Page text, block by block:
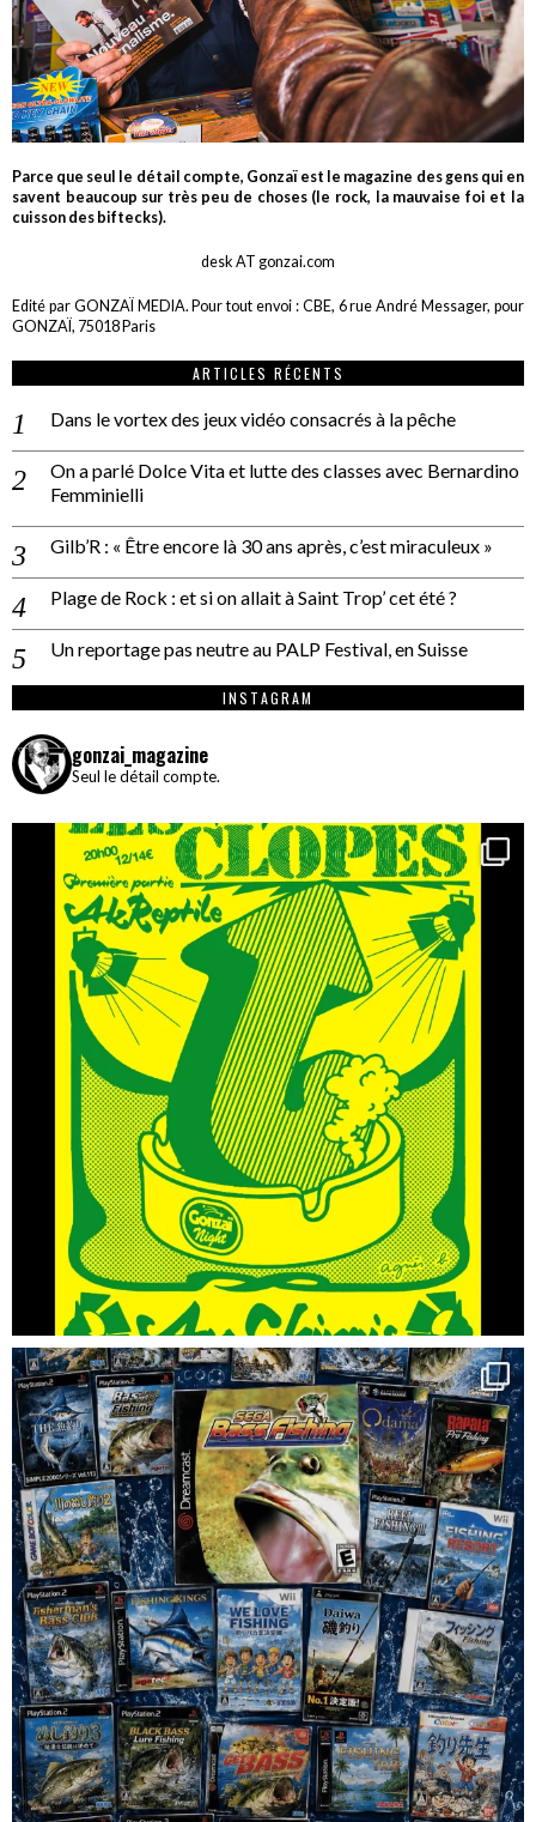
Parce que seul le détail compte, Gonzaï est le magazine des gens qui en
savent beaucoup sur très peu de choses (le rock, la mauvaise foi et la
cuisson des biftecks).
desk AT gonzai.com
Edité par GONZAÏ MEDIA. Pour tout envoi : CBE, 6 rue André Messager, pour
GONZAÏ, 75018 Paris
ARTICLES RÉCENTS
Dans le vortex des jeux vidéo consacrés à la pêche
On a parlé Dolce Vita et lutte des classes avec Bernardino
Femminielli
Gilb’R : « Être encore là 30 ans après, c’est miraculeux »
Plage de Rock : et si on allait à Saint Trop’ cet été ?
Un reportage pas neutre au PALP Festival, en Suisse
INSTAGRAM
gonzai_magazine
Seul le détail compte.